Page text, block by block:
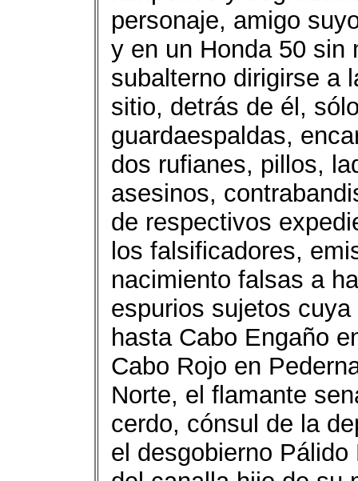
personaje, amigo
y en un Honda 50 sin
subalterno dirigirse a
sitio, detrás de él,
guardaespaldas,
dos rufianes, pillos,
asesinos,
de respectivos
los falsificadores,
nacimiento falsas a
espurios sujetos
hasta Cabo Engaño
Cabo Rojo en
Norte, el flamante
cerdo, cónsul de la
el desgobierno